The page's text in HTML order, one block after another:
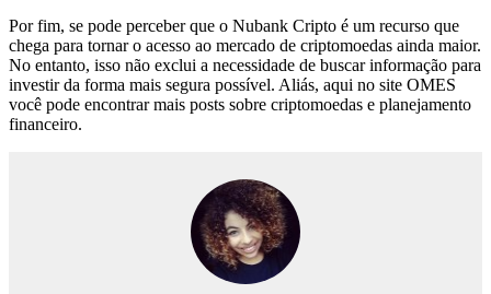
Por fim, se pode perceber que o Nubank Cripto é um recurso que
chega para tornar o acesso ao mercado de criptomoedas ainda maior.
No entanto, isso não exclui a necessidade de buscar informação para
investir da forma mais segura possível. Aliás, aqui no site OMES
você pode encontrar mais posts sobre criptomoedas e planejamento
financeiro.